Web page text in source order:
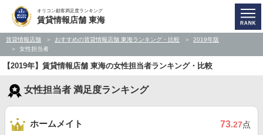
オリコン顧客満足度ランキング
賃貸情報店舗 東海
賃貸情報店舗 おすすめの賃貸情報店舗 東海ランキング・比較
2019年版
女性担当者
【2019年】賃貸情報店舗 東海の女性担当者ランキング・比較
女性担当者 満足度ランキング
ホームメイト 73.27点